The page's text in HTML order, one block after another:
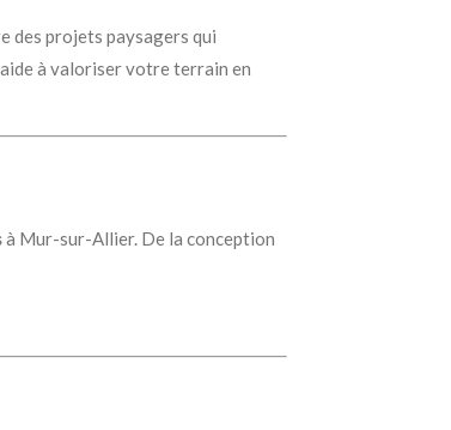
des projets paysagers qui
à valoriser votre terrain en
à Mur-sur-Allier. De la conception